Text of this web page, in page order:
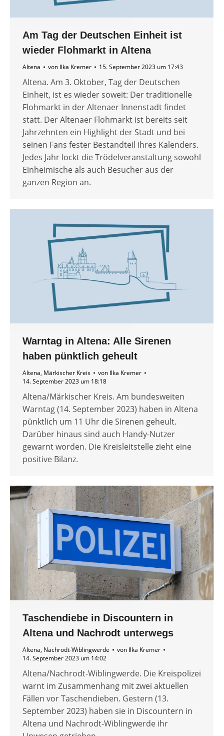
Am Tag der Deutschen Einheit ist
wieder Flohmarkt in Altena
Altena von Ilka Kremer 15. September 2023 um 17:43
Altena. Am 3. Oktober, Tag der Deutschen
Einheit, ist es wieder soweit: Der traditionelle
Flohmarkt in der Altenaer Innenstadt findet
statt. Der Altenaer Flohmarkt ist bereits seit
Jahrzehnten ein Highlight der Stadt und bei
seinen Fans fester Bestandteil ihres Kalenders.
Jedes Jahr lockt die Trödelveranstaltung sowohl
Einheimische als auch Besucher aus der
ganzen Region an.
Warntag in Altena: Alle Sirenen
haben pünktlich geheult
Altena, Märkischer Kreis von Ilka Kremer
14. September 2023 um 18:18
Altena/Märkischer Kreis. Am bundesweiten
Warntag (14. September 2023) haben in Altena
pünktlich um 11 Uhr die Sirenen geheult.
Darüber hinaus sind auch Handy-Nutzer
gewarnt worden. Die Kreisleitstelle zieht eine
positive Bilanz.
Taschendiebe in Discountern in
Altena und Nachrodt unterwegs
Altena, Nachrodt-Wiblingwerde von Ilka Kremer
14. September 2023 um 14:02
Altena/Nachrodt-Wiblingwerde. Die Kreispolizei
warnt im Zusammenhang mit zwei aktuellen
Fällen vor Taschendieben. Gestern (13.
September 2023) haben sie in Discountern in
Altena und Nachrodt-Wiblingwerde ihr